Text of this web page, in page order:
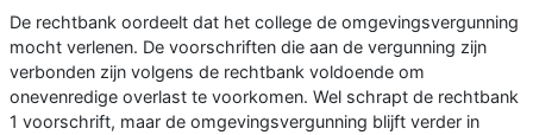
De rechtbank oordeelt dat het college de omgevingsvergunning
mocht verlenen. De voorschriften die aan de vergunning zijn
verbonden zijn volgens de rechtbank voldoende om
onevenredige overlast te voorkomen. Wel schrapt de rechtbank
1 voorschrift, maar de omgevingsvergunning blijft verder in